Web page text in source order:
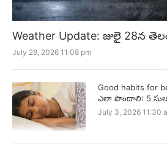
Weather Update: జులై 28న
July 28, 2026 11:08 pm
Good habits for
ఎలా పొందాలి: 5
July 3, 2026 11:30